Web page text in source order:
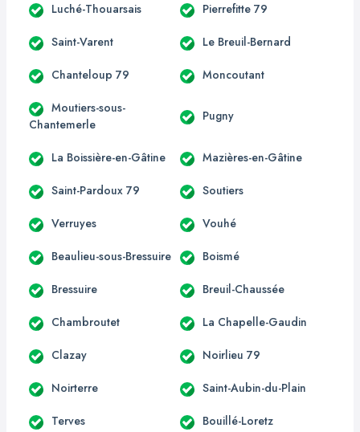
Luché-Thouarsais Pierrefitte 79
Saint-Varent Le Breuil-Bernard
Chanteloup 79 Moncoutant
Moutiers-sous-
Chantemerle
Pugny
La Boissière-en-Gâtine Mazières-en-Gâtine
Saint-Pardoux 79 Soutiers
Verruyes Vouhé
Beaulieu-sous-Bressuire Boismé
Bressuire Breuil-Chaussée
Chambroutet La Chapelle-Gaudin
Clazay Noirlieu 79
Noirterre Saint-Aubin-du-Plain
Terves Bouillé-Loretz